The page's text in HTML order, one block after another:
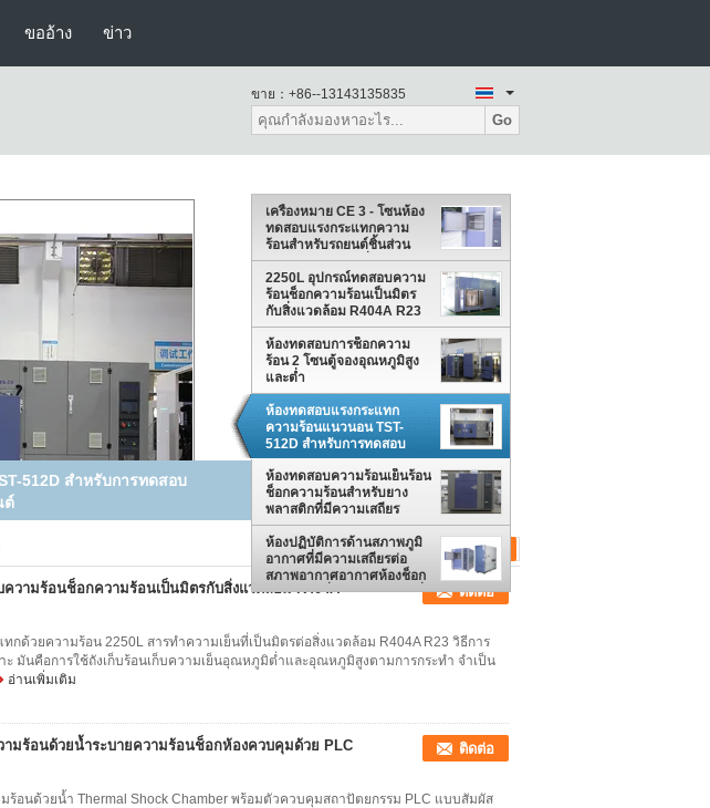
ขออ้าง ข่าว
ขาย： +86--13143135835
Go
หรับยางพลาสติกที่มีความ
เครื่องหมาย CE 3 - โซนห้อง
ทดสอบแรงกระแทกความ
ร้อนสำหรับรถยนต์ชิ้นส่วน
ทดสอบความน่าเชื่อถือ
2250L อุปกรณ์ทดสอบความ
ร้อนช็อกความร้อนเป็นมิตร
กับสิ่งแวดล้อม R404A R23
ห้องทดสอบการช็อกความ
ร้อน 2 โซนตู้จองอุณหภูมิสูง
และต่ำ
ห้องทดสอบแรงกระแทก
ความร้อนแนวนอน TST-
512D สำหรับการทดสอบ
อุตสาหกรรมยานยนต์
ห้องทดสอบความร้อนเย็นร้อน
ช็อกความร้อนสำหรับยาง
พลาสติกที่มีความเสถียร
ห้องปฏิบัติการด้านสภาพภูมิ
อากาศที่มีความเสถียรต่อ
สภาพอากาศอากาศห้องช็อก
ความร้อนที่อุณหภูมิสูงและต่ำ
วามร้อนช็อกความร้อนเป็นมิตรกับสิ่งแวดล้อม R404A
ติดต่อ
กด้วยความร้อน 2250L สารทำความเย็นที่เป็นมิตรต่อสิ่งแวดล้อม R404A R23 วิธีการ
มันคือการใช้ถังเก็บร้อนเก็บความเย็นอุณหภูมิต่ำและอุณหภูมิสูงตามการกระทำ จำเป็น
อ่านเพิ่มเติม
ามร้อนด้วยน้ำระบายความร้อนช็อกห้องควบคุมด้วย PLC
ติดต่อ
ร้อนด้วยน้ำ Thermal Shock Chamber พร้อมตัวควบคุมสถาปัตยกรรม PLC แบบสัมผัส